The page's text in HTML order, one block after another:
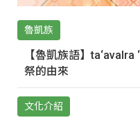
魯凱族
【魯凱族語】
祭的由來
文化介紹